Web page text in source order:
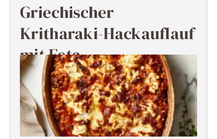
Griechischer
Kritharaki-Hackauflauf
mit Feta